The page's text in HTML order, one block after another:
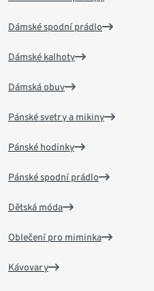
Dámské spodní prádlo
Dámské kalhoty
Dámská obuv
Pánské svetry a mikiny
Pánské hodinky
Pánské spodní prádlo
Dětská móda
Oblečení pro miminka
Kávovary